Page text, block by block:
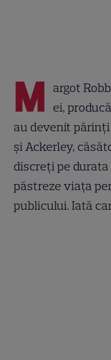
M argot
ei,
au devenit
și Ackerley,
discreți pe
păstreze viața
publicului. Iată